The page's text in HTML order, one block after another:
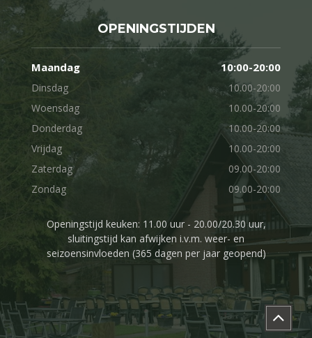
OPENINGSTIJDEN
Maandag 10:00-20:00
Dinsdag
10.00-20:00
Woensdag
10.00-20:00
Donderdag
10.00-20:00
Vrijdag
10.00-20:00
Zaterdag
09.00-20:00
Zondag
09.00-20:00
Openingstijd keuken: 11.00 uur - 20.00/20.30 uur,
sluitingstijd kan afwijken i.v.m. weer- en
seizoensinvloeden (365 dagen per jaar geopend)